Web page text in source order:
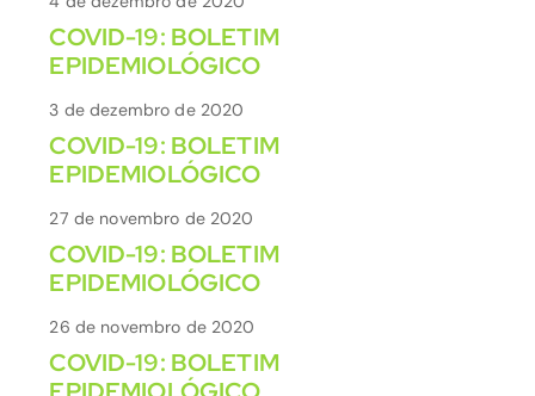
COVID-19: BOLETIM
EPIDEMIOLÓGICO
3 de dezembro de 2020
COVID-19: BOLETIM
EPIDEMIOLÓGICO
27 de novembro de 2020
COVID-19: BOLETIM
EPIDEMIOLÓGICO
26 de novembro de 2020
COVID-19: BOLETIM